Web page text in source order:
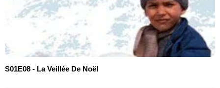
S01E08 - La Veillée De Noël